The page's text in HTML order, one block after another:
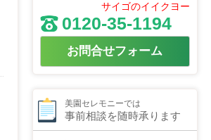
サイゴのイイクヨー
0120-35-1194
お問合せフォーム
美園セレモニーでは
事前相談を随時承ります